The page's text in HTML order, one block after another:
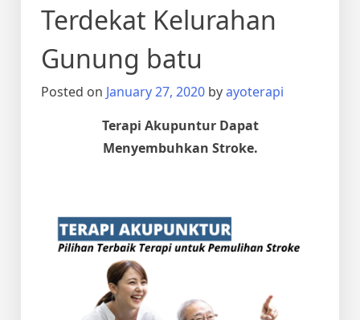
Terdekat Kelurahan
Gunung batu
Posted on January 27, 2020 byayoterapi
Terapi Akupuntur Dapat
Menyembuhkan Stroke.